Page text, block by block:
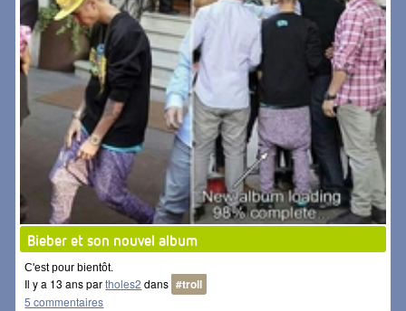
Bieber et son nouvel album
C'est pour bientôt.
Il y a 13 ans partholes2 dans #troll
5 commentaires